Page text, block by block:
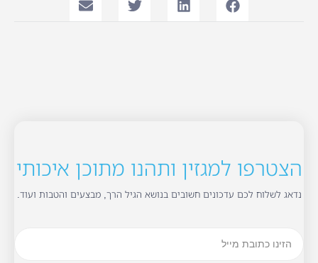
הצטרפו למגזין ותהנו מתוכן איכותי
נדאג לשלוח לכם עדכונים חשובים בנושא הגיל הרך, מבצעים והטבות ועוד.